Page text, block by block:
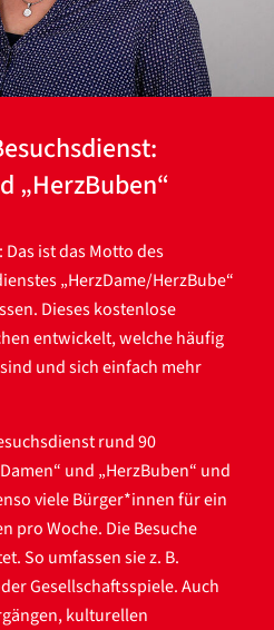
„HerzBuben“
ist das Motto des
„HerzDame/HerzBube“
Dieses kostenlose
entwickelt, welche häufig
und sich einfach mehr
rund 90
und „HerzBuben“ und
viele Bürger*innen für ein
pro Woche. Die Besuche
So umfassen sie z. B.
Gesellschaftsspiele. Auch
kulturellen